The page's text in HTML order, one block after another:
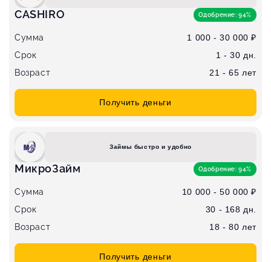
CASHIRO Одобрение: 94%
Сумма
1 000 - 30 000 ₽
Срок
1 - 30 дн.
Возраст
21 - 65 лет
Получить деньги
Займы быстро и удобно
МикроЗайм Одобрение: 94%
Сумма
10 000 - 50 000 ₽
Срок
30 - 168 дн.
Возраст
18 - 80 лет
Получить деньги